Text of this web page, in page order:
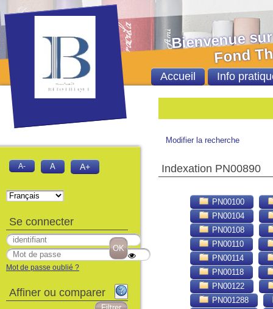
Modifier la recherche
Indexation PN00890
PN00100
PN00104
PN00108
PN00110
PN00114
PN00118
PN00122
PN001288
Bienvenue sur
Fond Thèses
Accueil Info
A- A A+
Se connecter
Mot de passe oublié ?
Affiner ou comparer